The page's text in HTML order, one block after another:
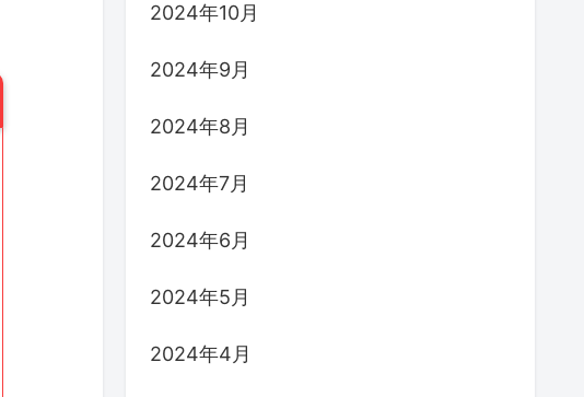
2024年10月
2024年9月
2024年8月
2024年7月
2024年6月
2024年5月
2024年4月